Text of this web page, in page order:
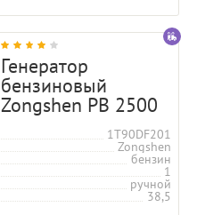
Генератор
бензиновый
Zongshen PB 2500
1T90DF201
Zongshen
бензин
1
ручной
38,5